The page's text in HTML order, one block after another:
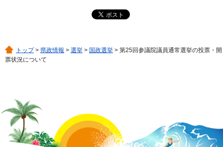
トップ> 県政情報 > 選挙 > 国政選挙 > 第25回参議院議員通常選挙の投票・開
票状況について